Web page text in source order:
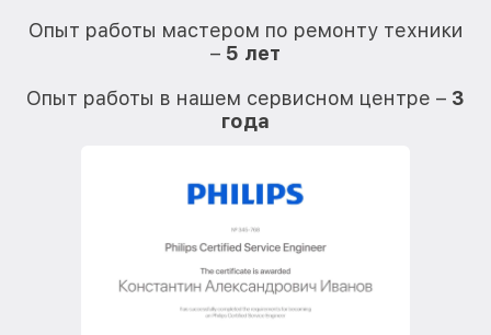
Опыт работы мастером по ремонту техники
– 5 лет
Опыт работы в нашем сервисном центре – 3
года